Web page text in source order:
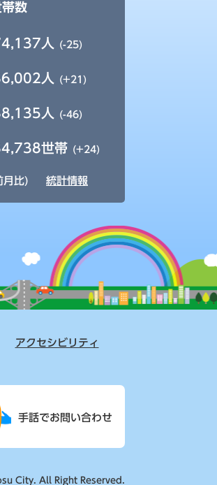
数
人 (-25)
人 (+21)
人 (-46)
世帯 (+24)
月比) 統計情報
アクセシビリティ
手話でお問い合わせ
City. All Right Reserved.